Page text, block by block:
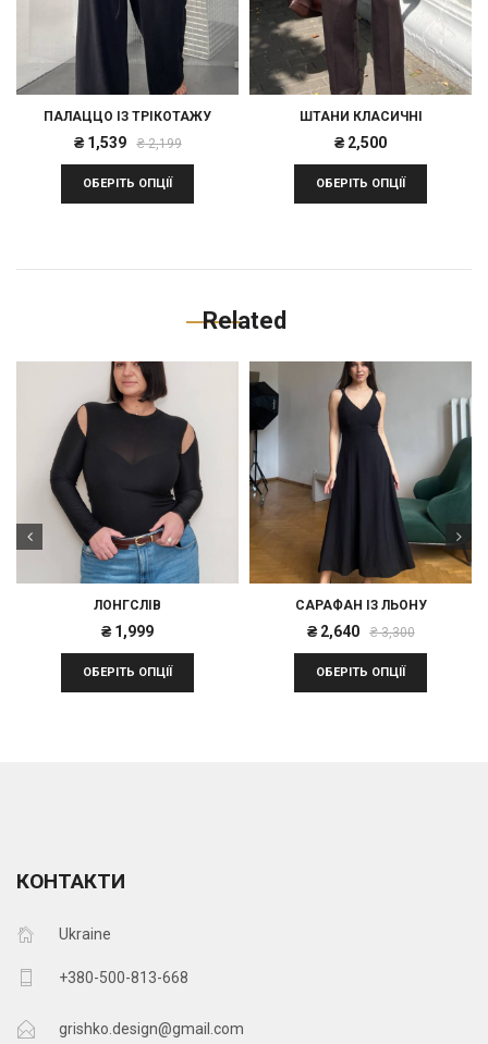
ПАЛАЦЦО ІЗ ТРІКОТАЖУ
₴2,199Оригінальна
ціна:
₴1,539
Поточна
ціна:
ОБЕРІТЬ ОПЦІЇ
ШТАНИ КЛАСИЧНІ
₴ 2,500
ОБЕРІТЬ ОПЦІЇ
Related
ЛОНГСЛІВ
₴ 1,999
ОБЕРІТЬ ОПЦІЇ
САРАФАН ІЗ ЛЬОНУ
₴3,300
ціна:
₴2,640
Поточна
ціна:
ОБЕРІТЬ ОПЦІЇ
КОНТАКТИ
Ukraine
+380-500-813-668
grishko.design@gmail.com